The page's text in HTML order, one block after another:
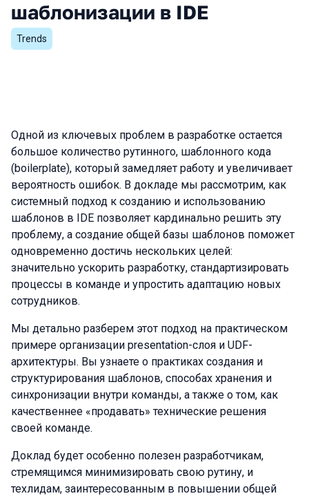
шаблонизации в IDE
Trends
Одной из ключевых проблем в разработке остается
большое количество рутинного, шаблонного кода
(boilerplate), который замедляет работу и увеличивает
вероятность ошибок. В докладе мы рассмотрим, как
системный подход к созданию и использованию
шаблонов в IDE позволяет кардинально решить эту
проблему, а создание общей базы шаблонов поможет
одновременно достичь нескольких целей:
значительно ускорить разработку, стандартизировать
процессы в команде и упростить адаптацию новых
сотрудников.
Мы детально разберем этот подход на практическом
примере организации presentation-слоя и UDF-
архитектуры. Вы узнаете о практиках создания и
структурирования шаблонов, способах хранения и
синхронизации внутри команды, а также о том, как
качественнее «продавать» технические решения
своей команде.
Доклад будет особенно полезен разработчикам,
стремящимся минимизировать свою рутину, и
техлидам, заинтересованным в повышении общей